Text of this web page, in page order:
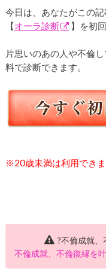
今日は、あなたがこの記
【オーラ診断 】を初
片思いのあの人や不倫
料で診断できます。
※20歳未満は利用できま
?不倫成就、
不倫成就、不倫復縁を